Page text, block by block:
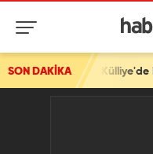
SON DAKİKA
Külliye'de bir araya